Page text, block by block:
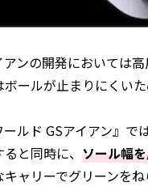
ンの開発においては
ールが止まりにくい
ールド GSアイアン』で
ると同時に、 ソール幅
ャリーでグリーンをね